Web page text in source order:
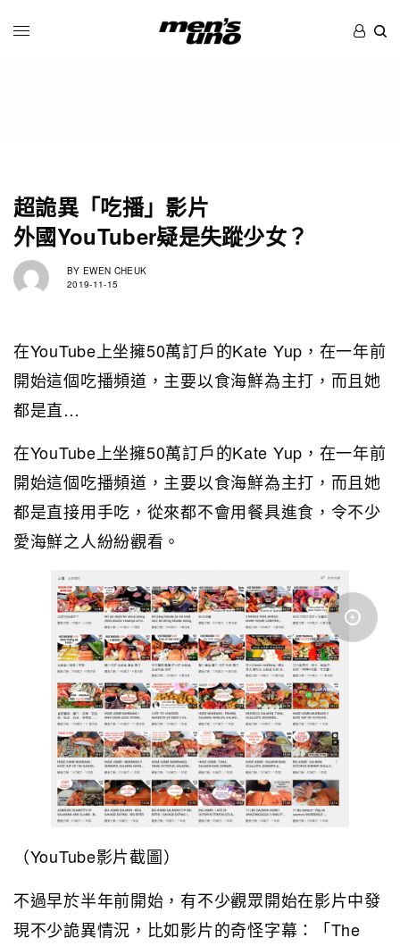
超詭異「吃播」影片
外國YouTuber疑是失蹤少女？
BY EWEN CHEUK
2019-11-15
在YouTube上坐擁50萬訂戶的Kate Yup，在一年前
開始這個吃播頻道，主要以食海鮮為主打，而且她
都是直…
在YouTube上坐擁50萬訂戶的Kate Yup，在一年前
開始這個吃播頻道，主要以食海鮮為主打，而且她
都是直接用手吃，從來都不會用餐具進食，令不少
愛海鮮之人紛紛觀看。
（YouTube影片截圖）
不過早於半年前開始，有不少觀眾開始在影片中發
現不少詭異情況，比如影片的奇怪字幕：「The